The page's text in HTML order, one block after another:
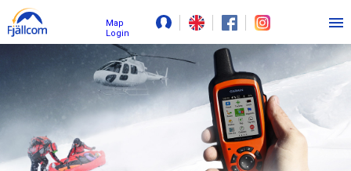
Map
Login